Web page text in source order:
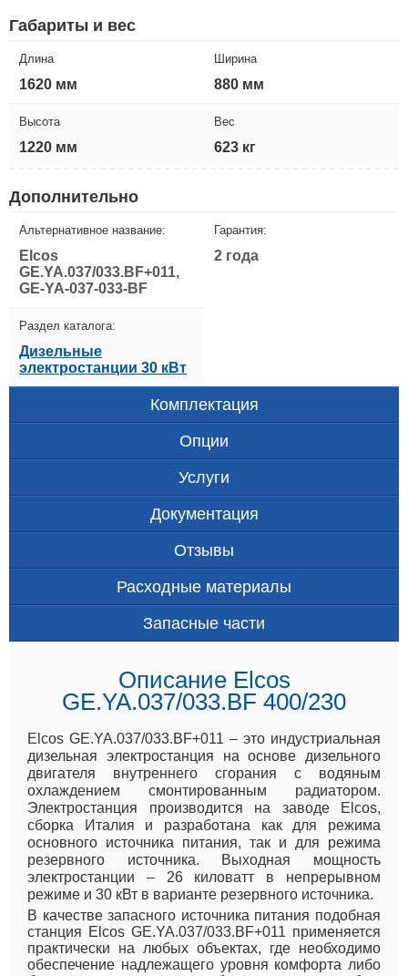
Габариты и вес
Длина
1620 мм
Ширина
880 мм
Высота
1220 мм
Вес
623 кг
Дополнительно
Альтернативное название:
Elcos
GE.YA.037/033.BF+011,
GE-YA-037-033-BF
Гарантия:
2 года
Раздел каталога:
Дизельные
электростанции 30 кВт
Комплектация
Опции
Услуги
Документация
Отзывы
Расходные материалы
Запасные части
Описание Elcos
GE.YA.037/033.BF 400/230
Elcos GE.YA.037/033.BF+011 – это индустриальная
дизельная электростанция на основе дизельного
двигателя внутреннего сгорания с водяным
охлаждением смонтированным радиатором.
Электростанция производится на заводе Elcos,
сборка Италия и разработана как для режима
основного источника питания, так и для режима
резервного источника. Выходная мощность
электростанции – 26 киловатт в непрерывном
режиме и 30 кВт в варианте резервного источника.
В качестве запасного источника питания подобная
станция Elcos GE.YA.037/033.BF+011 применяется
практически на любых объектах, где необходимо
обеспечение надлежащего уровня комфорта либо